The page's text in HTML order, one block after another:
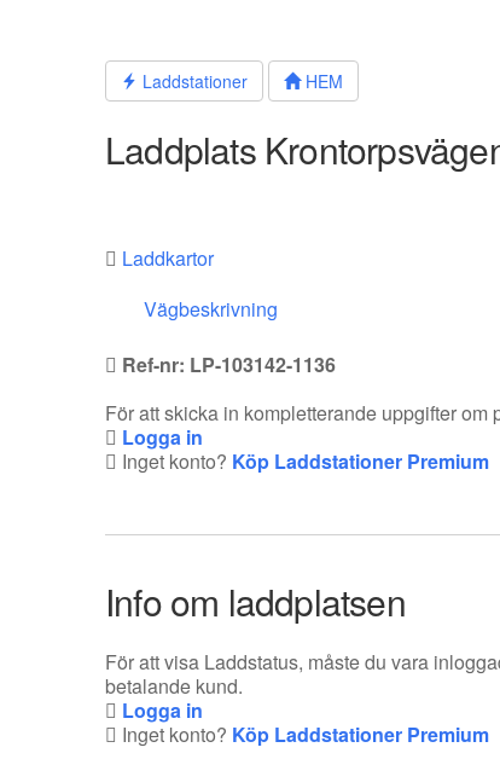
Laddstationer HEM
Laddplats
Laddkartor
Vägbeskrivning
Ref-nr: LP-103142-1136
För att skicka in kompletterande uppgifter
Logga in
Inget konto? Köp Laddstationer Premium
Info om laddplatsen
För att visa Laddstatus, måste du vara
betalande kund.
Logga in
Inget konto? Köp Laddstationer Premium